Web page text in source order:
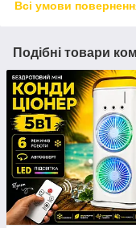
Всі умови
Подібні товари